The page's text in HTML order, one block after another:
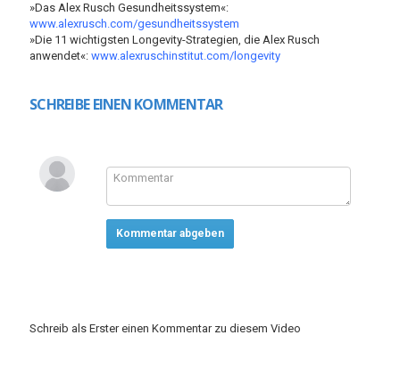
»Das Alex Rusch Gesundheitssystem«:
www.alexrusch.com/gesundheitssystem
»Die 11 wichtigsten Longevity-Strategien, die Alex Rusch
anwendet«: www.alexruschinstitut.com/longevity
SCHREIBE EINEN KOMMENTAR
Kommentar abgeben
Schreib als Erster einen Kommentar zu diesem Video